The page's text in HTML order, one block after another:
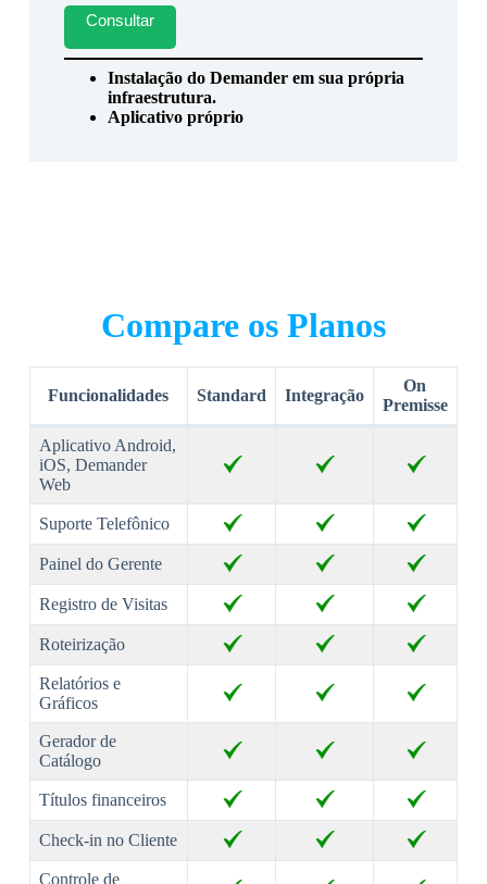
Consultar
Instalação do Demander em sua própria
infraestrutura.
Aplicativo próprio
Compare os Planos
Funcionalidades Standard Integração
On
Premisse
Aplicativo Android,
iOS, Demander
Web
Suporte Telefônico
Painel do Gerente
Registro de Visitas
Roteirização
Relatórios e
Gráficos
Gerador de
Catálogo
Títulos financeiros
Check-in no Cliente
Controle de